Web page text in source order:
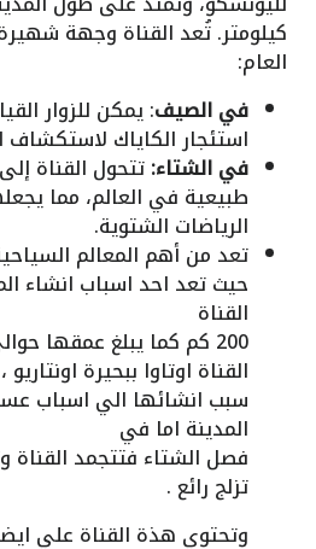
كيلومتر. تُعد القناة وجهة
العام:
في الصيف: يمكن للزوار
استئجار الكاياك لاستكشاف
في الشتاء:تتحول القناة
طبيعية في العالم، مما
الرياضات الشتوية.
تعد من أهم المعالم
حيث تعد احد اسباب انشاء
القناة
القناة اوتاوا ببحيرة
سبب انشائها الي اسباب
المدينة اما في
فصل الشتاء فتتجمد القناة
تزلج رائع .
وتحتوي هذة القناة علي